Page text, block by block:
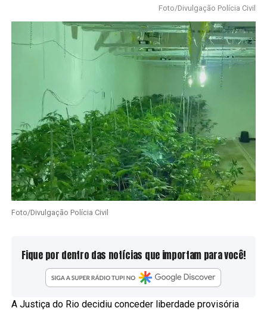
Foto/Divulgação Polícia Civil
Foto/Divulgação Polícia Civil
Fique por dentro das notícias que importam para você!
A Justiça do Rio decidiu conceder liberdade provisória